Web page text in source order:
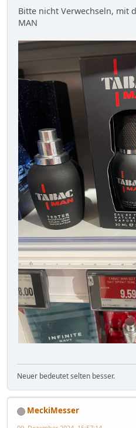
Bitte nicht Verwechseln, mit
MAN
Neuer bedeutet selten besser.
MeckiMesser